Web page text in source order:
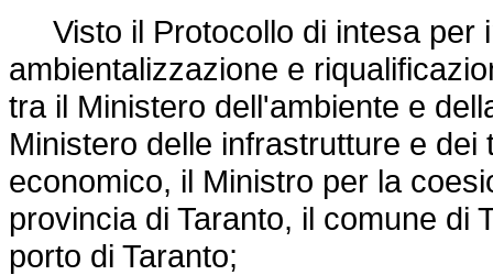
Visto il Protocollo di intesa per
ambientalizzazione e
tra il Ministero dell'ambiente e
Ministero delle infrastrutture e
economico, il Ministro per la
provincia di Taranto, il comune di
porto di Taranto;